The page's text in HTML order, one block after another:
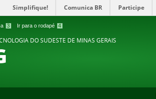
3 Ir para o rodapé 4
Simplifique! Comunica BR Participe
DO SUDESTE DE MINAS GERAIS